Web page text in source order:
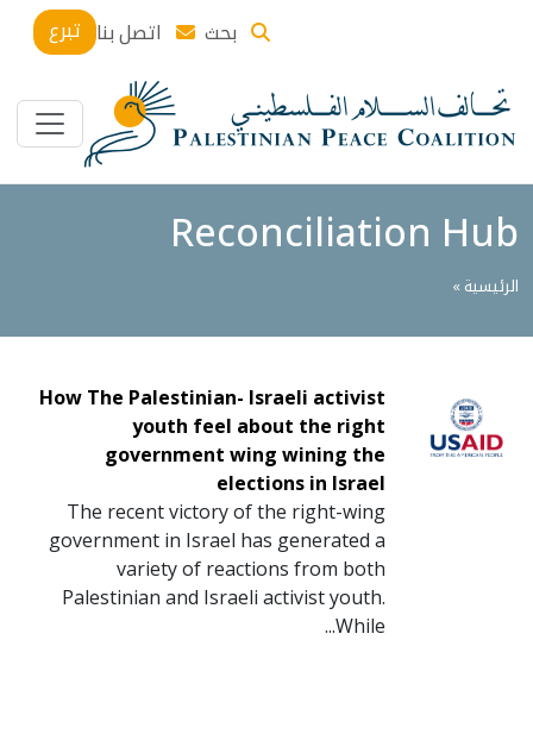
بحث اتصل بنا تبرع
Reconciliation Hub
الرئيسية »
How The Palestinian- Israeli activist
youth feel about the right
government wing wining the
elections in Israel
The recent victory of the right-wing
government in Israel has generated a
variety of reactions from both
Palestinian and Israeli activist youth.
While...